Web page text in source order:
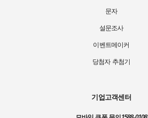
문자
설문조사
이벤트메이커
당첨자 추첨기
기업고객센터